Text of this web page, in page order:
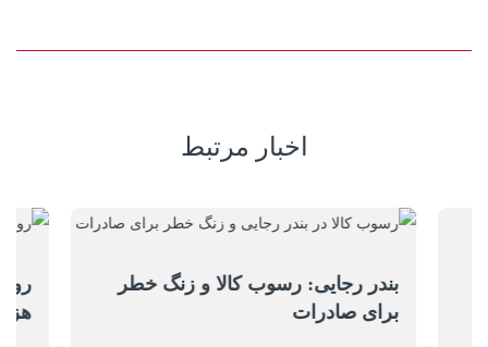
اخبار مرتبط
بندر رجایی: رسوب کالا و زنگ خطر
برای صادرات